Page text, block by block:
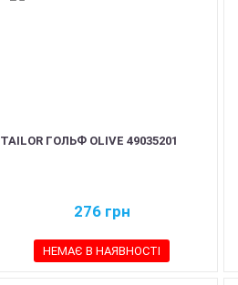
TAILOR ГОЛЬФ OLIVE 49035201
276 грн
НЕМАЄ В НАЯВНОСТІ